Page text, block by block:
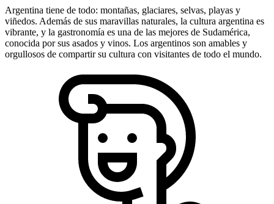
Argentina tiene de todo: montañas, glaciares, selvas, playas y
viñedos. Además de sus maravillas naturales, la cultura argentina es
vibrante, y la gastronomía es una de las mejores de Sudamérica,
conocida por sus asados ​​y vinos. Los argentinos son amables y
orgullosos de compartir su cultura con visitantes de todo el mundo.